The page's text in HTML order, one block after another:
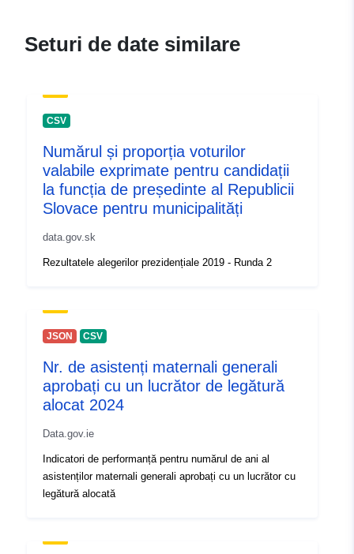
Seturi de date similare
CSV
Numărul și proporția voturilor
valabile exprimate pentru candidații
la funcția de președinte al Republicii
Slovace pentru municipalități
data.gov.sk
Rezultatele alegerilor prezidențiale 2019 - Runda 2
JSON CSV
Nr. de asistenți maternali generali
aprobați cu un lucrător de legătură
alocat 2024
Data.gov.ie
Indicatori de performanță pentru numărul de ani al
asistenților maternali generali aprobați cu un lucrător cu
legătură alocată